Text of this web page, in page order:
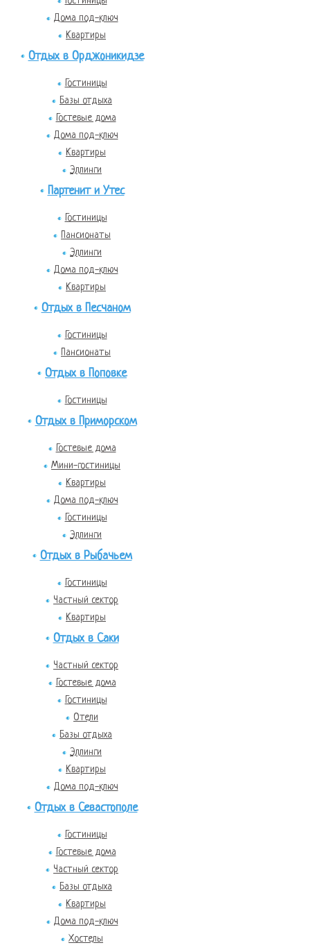
Дома под-ключ
Квартиры
Отдых в Орджоникидзе
Гостиницы
Базы отдыха
Гостевые дома
Дома под-ключ
Квартиры
Эллинги
Партенит и Утес
Гостиницы
Пансионаты
Эллинги
Дома под-ключ
Квартиры
Отдых в Песчаном
Гостиницы
Пансионаты
Отдых в Поповке
Гостиницы
Отдых в Приморском
Гостевые дома
Мини-гостиницы
Квартиры
Дома под-ключ
Гостиницы
Эллинги
Отдых в Рыбачьем
Гостиницы
Частный сектор
Квартиры
Отдых в Саки
Частный сектор
Гостевые дома
Гостиницы
Отели
Базы отдыха
Эллинги
Квартиры
Дома под-ключ
Отдых в Севастополе
Гостиницы
Гостевые дома
Частный сектор
Базы отдыха
Квартиры
Дома под-ключ
Хостелы